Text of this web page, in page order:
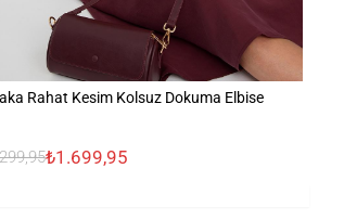
Rahat Kesim Kolsuz Dokuma Elbise
₺1.699,95